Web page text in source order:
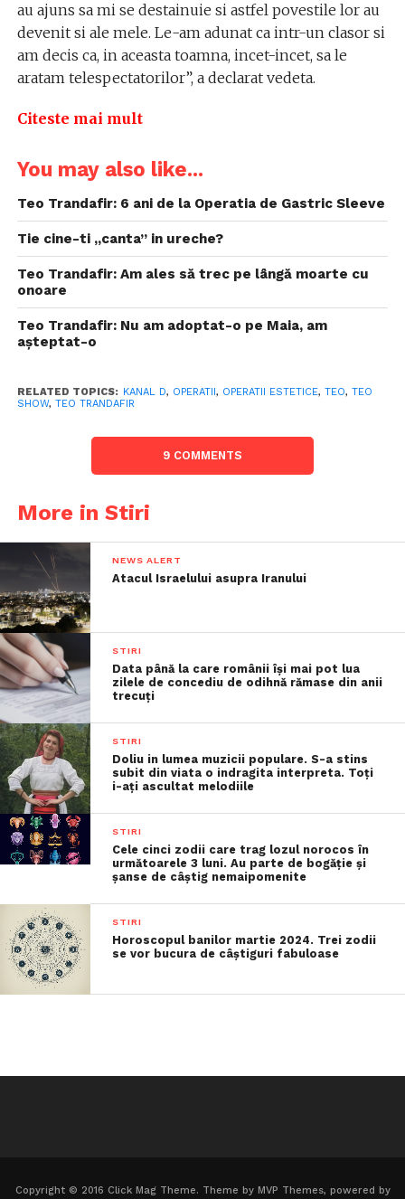
au ajuns sa mi se destainuie si astfel povestile lor au
devenit si ale mele. Le-am adunat ca intr-un clasor si
am decis ca, in aceasta toamna, incet-incet, sa le
aratam telespectatorilor”, a declarat vedeta.
Citeste mai mult
You may also like...
Teo Trandafir: 6 ani de la Operatia de Gastric Sleeve
Tie cine-ti „canta” in ureche?
Teo Trandafir: Am ales să trec pe lângă moarte cu
onoare
Teo Trandafir: Nu am adoptat-o pe Maia, am
așteptat-o
RELATED TOPICS: KANAL D, OPERATII, OPERATII ESTETICE, TEO, TEO
SHOW, TEO TRANDAFIR
9 COMMENTS
More in Stiri
NEWS ALERT
Atacul Israelului asupra Iranului
STIRI
Data până la care românii îşi mai pot lua
zilele de concediu de odihnă rămase din anii
trecuţi
STIRI
Doliu in lumea muzicii populare. S-a stins
subit din viata o indragita interpreta. Toți
i-ați ascultat melodiile
STIRI
Cele cinci zodii care trag lozul norocos în
următoarele 3 luni. Au parte de bogăție și
șanse de câștig nemaipomenite
STIRI
Horoscopul banilor martie 2024. Trei zodii
se vor bucura de câștiguri fabuloase
Copyright © 2016 Click Mag Theme. Theme by MVP Themes, powered by